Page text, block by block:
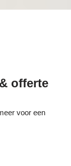
offerte
voor een